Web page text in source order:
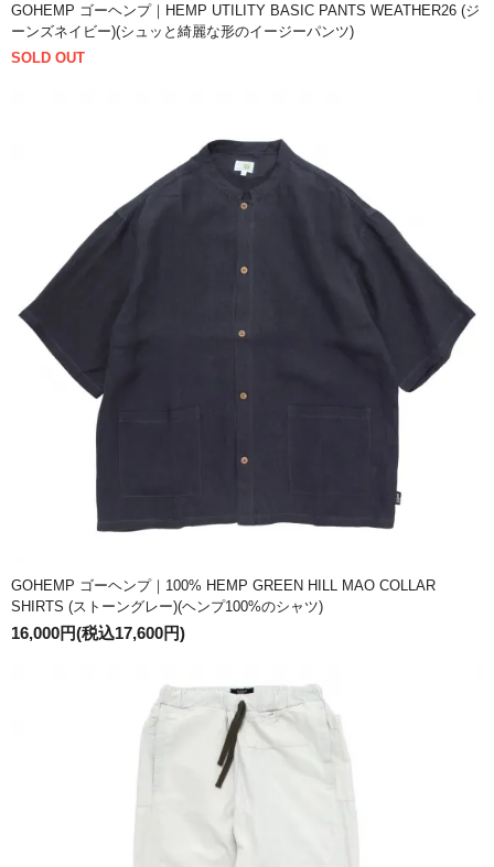
GOHEMP ゴーヘンプ｜HEMP UTILITY BASIC PANTS WEATHER26 (ジ
ーンズネイビー)(シュッと綺麗な形のイージーパンツ)
SOLD OUT
GOHEMP ゴーヘンプ｜100% HEMP GREEN HILL MAO COLLAR
SHIRTS (ストーングレー)(ヘンプ100%のシャツ)
16,000円(税込17,600円)